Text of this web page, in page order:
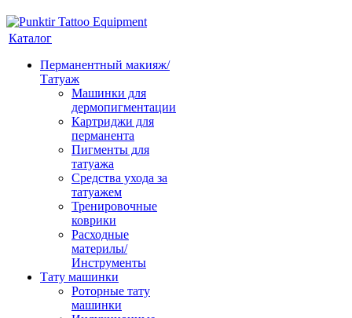
Каталог
Перманентный макияж/
Татуаж
Машинки для
дермопигментации
Картриджи для
перманента
Пигменты для
татуажа
Средства ухода за
татуажем
Тренировочные
коврики
Расходные
материлы/
Инструменты
Тату машинки
Роторные тату
машинки